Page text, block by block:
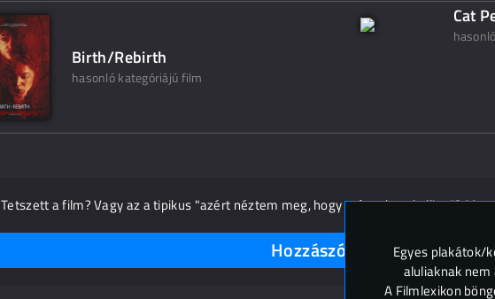
Birth/Rebirth
hasonló kategóriájú film
Cat
Tetszett a film? Vagy az a tipikus "azért néztem meg, hogy másnak ne kelljen"?
Hozzászólások (0)
Egyes plakátok/
aluliaknak
A Filmlexikon